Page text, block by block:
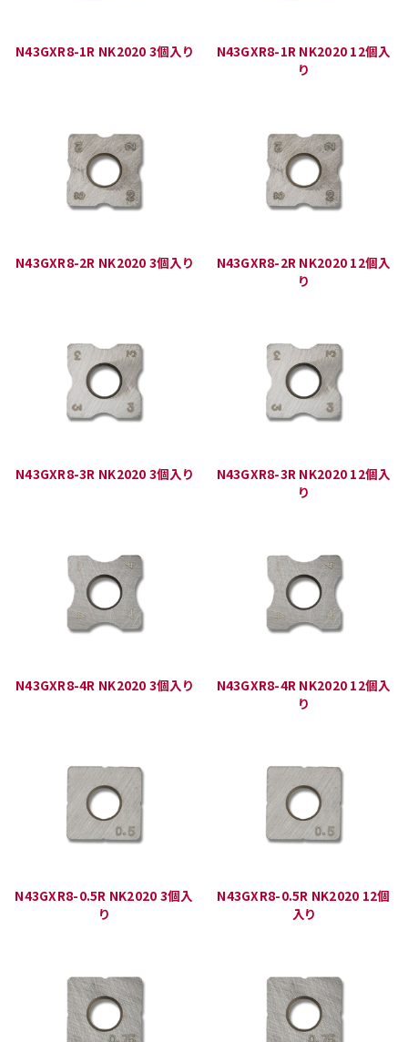
N43GXR8-1R NK2020 3個入り
N43GXR8-1R NK2020 12個入
り
N43GXR8-2R NK2020 3個入り
N43GXR8-2R NK2020 12個入
り
N43GXR8-3R NK2020 3個入り
N43GXR8-3R NK2020 12個入
り
N43GXR8-4R NK2020 3個入り
N43GXR8-4R NK2020 12個入
り
N43GXR8-0.5R NK2020 3個入
り
N43GXR8-0.5R NK2020 12個
入り